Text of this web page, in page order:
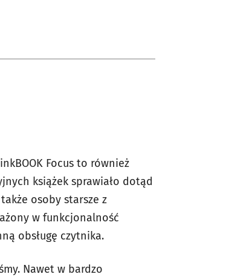
Focus to również
książek sprawiało dotąd
osoby starsze z
w funkcjonalność
obsługę czytnika.
Nawet w bardzo